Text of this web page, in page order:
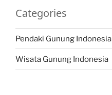
Categories
Pendaki Gunung Indonesia
Wisata Gunung Indonesia